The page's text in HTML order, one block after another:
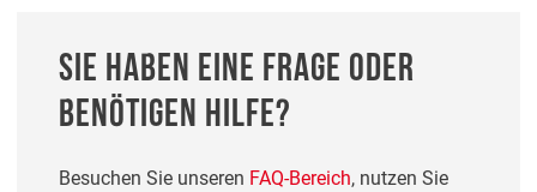
SIE HABEN EINE FRAGE ODER
BENÖTIGEN HILFE?
Besuchen Sie unseren FAQ-Bereich, nutzen Sie